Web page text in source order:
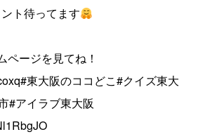
ト待ってます
ページを見てね！
#東大阪のココどこ#クイズ東大
#アイラブ東大阪